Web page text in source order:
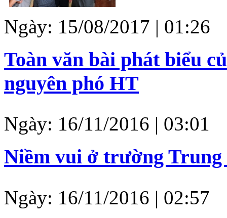
Ngày: 15/08/2017 | 01:26
Toàn văn bài phát biểu
nguyên phó HT
Ngày: 16/11/2016 | 03:01
Niềm vui ở trường
Ngày: 16/11/2016 | 02:57